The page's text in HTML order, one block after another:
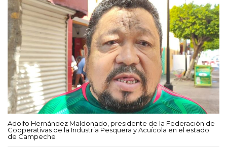
Adolfo Hernández Maldonado, presidente de la Federación de
Cooperativas de la Industria Pesquera y Acuícola en el estado
de Campeche